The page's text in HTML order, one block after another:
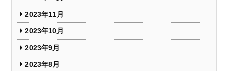
2023年11月
2023年10月
2023年9月
2023年8月